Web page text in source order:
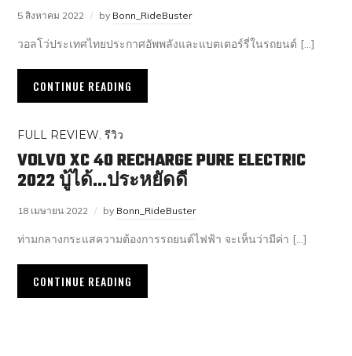
5 สิงหาคม 2022 by Bonn_RideBuster
วอลโว่ประเทศไทยประกาศอัพพลังและแบตเตอร์รี่ในรถยนต์ […]
CONTINUE READING
FULL REVIEW,รีวิว
VOLVO XC 40 RECHARGE PURE ELECTRIC
2022 บู้ได้…ประหยัดดี
18 เมษายน 2022 by Bonn_RideBuster
ท่ามกลางกระแสความต้องการรถยนต์ไฟฟ้า จะเห็นว่ามีค่า […]
CONTINUE READING